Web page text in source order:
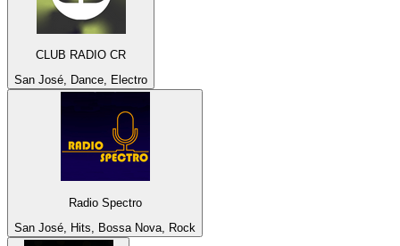
CLUB RADIO CR
San José, Dance, Electro
Radio Spectro
San José, Hits, Bossa Nova, Rock